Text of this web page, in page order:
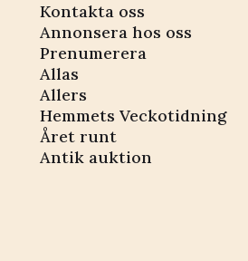
Kontakta oss
Annonsera hos oss
Prenumerera
Allas
Allers
Hemmets Veckotidning
Året runt
Antik auktion